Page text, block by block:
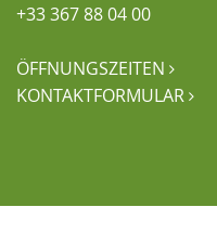
+33 367 88 04 00
ÖFFNUNGSZEITEN 
KONTAKTFORMULAR 